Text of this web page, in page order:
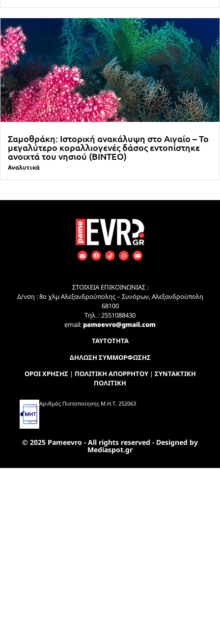
Σαμοθράκη: Ιστορική ανακάλυψη στο Αιγαίο – Το
μεγαλύτερο κοραλλιογενές δάσος εντοπίστηκε
ανοιχτά του νησιού (ΒΙΝΤΕΟ)
Αναλυτικά
ΣΤΟΙΧΕΙΑ ΕΠΙΚΟΙΝΩΝΙΑΣ :
Δ/νση : 8ο χλμ Αλεξανδρούπολης – Συνόρων, Αλεξανδρούπολη
68100
Τηλ. : 2551088430
email:pameevro@gmail.com
ΤΑΥΤΟΤΗΤΑ
ΔΗΛΩΣΗ ΣΥΜΜΟΡΦΩΣΗΣ
ΟΡΟΙ ΧΡΗΣΗΣ| ΠΟΛΙΤΙΚΗ ΑΠΟΡΡΗΤΟΥ| ΣΥΝΤΑΚΤΙΚΗ
ΠΟΛΙΤΙΚΗ
Αριθμός Πιστοποίησης Μ.Η.Τ. 252063
© 2025 Pameevro - All rights reserved - Designed by
Mediaspot.gr